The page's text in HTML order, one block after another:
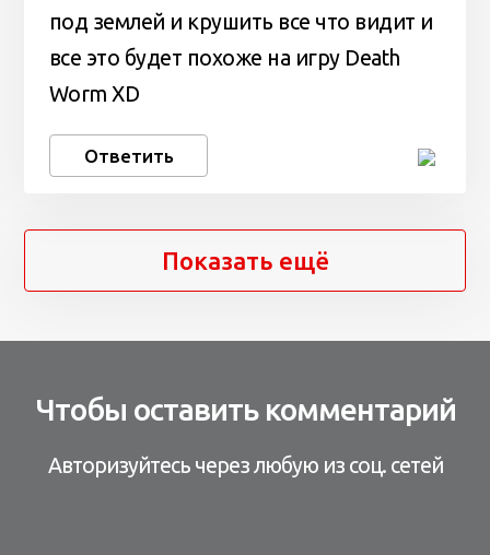
под землей и крушить все что видит и
все это будет похоже на игру Death
Worm XD
Ответить
Показать ещё
Чтобы оставить комментарий
Авторизуйтесь через любую из соц. сетей